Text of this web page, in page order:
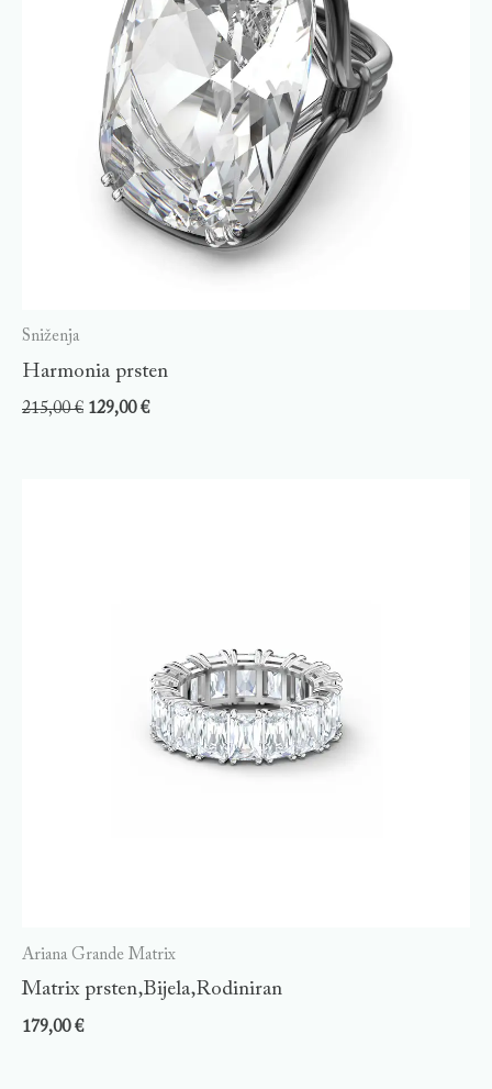
Sniženja
Harmonia prsten
215,00€ 129,00€
Ariana Grande Matrix
Matrix prsten,Bijela,Rodiniran
179,00€